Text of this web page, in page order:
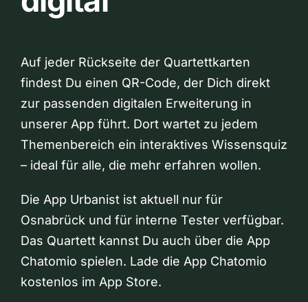
Auf jeder Rückseite der Quartettkarten
findest Du einen QR-Code, der Dich direkt
zur passenden digitalen Erweiterung in
unserer App führt. Dort wartet zu jedem
Themenbereich ein interaktives Wissensquiz
– ideal für alle, die mehr erfahren wollen.
Die App Urbanist ist aktuell nur für
Osnabrück und für interne Tester verfügbar.
Das Quartett kannst Du auch über die App
Chatomio spielen. Lade die App Chatomio
kostenlos im App Store.